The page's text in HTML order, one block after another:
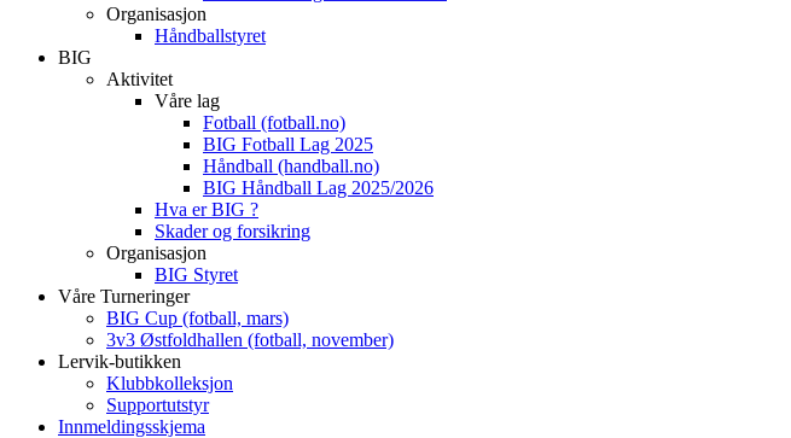
Organisasjon
Håndballstyret
BIG
Aktivitet
Våre lag
Fotball (fotball.no)
BIG Fotball Lag 2025
Håndball (handball.no)
BIG Håndball Lag 2025/2026
Hva er BIG ?
Skader og forsikring
Organisasjon
BIG Styret
Våre Turneringer
BIG Cup (fotball, mars)
3v3 Østfoldhallen (fotball, november)
Lervik-butikken
Klubbkolleksjon
Supportutstyr
Innmeldingsskjema